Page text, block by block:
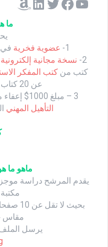
ما
1-
عضوية فخرية في
2-
نسخة مجانية إلكترونية
كتب منكتب المفكر
عن 20 كتاب متخصص في الإدارة والقيادة
3 – مبلغ 1000$ إعفاء من دراسة أي برنامج من
التأهيل المهني
ماهو ما
مكتبة
مقاس 14 + نمط الخط ايريال”
يرسل الملف